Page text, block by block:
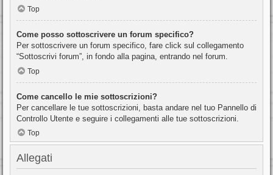
Top
Come posso sottoscrivere un forum specifico?
Per sottoscrivere un forum specifico, fare click sul collegamento
“Sottoscrivi forum”, in fondo alla pagina, entrando nel forum.
Top
Come cancello le mie sottoscrizioni?
Per cancellare le tue sottoscrizioni, basta andare nel tuo Pannello di
Controllo Utente e seguire i collegamenti alle tue sottoscrizioni.
Top
Allegati